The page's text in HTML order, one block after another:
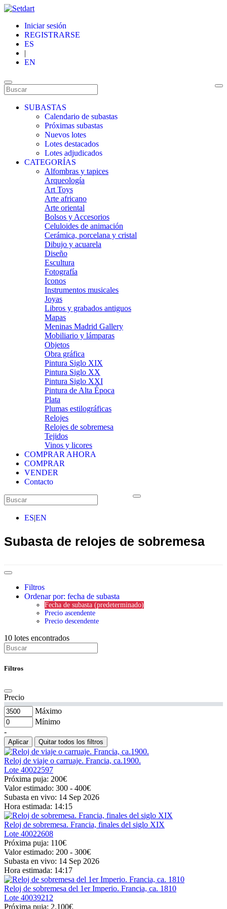
Iniciar sesión
REGISTRARSE
ES
|
EN
SUBASTAS
Calendario de subastas
Próximas subastas
Nuevos lotes
Lotes destacados
Lotes adjudicados
CATEGORÍAS
Alfombras y tapices
Arqueología
Art Toys
Arte africano
Arte oriental
Bolsos y Accesorios
Celuloides de animación
Cerámica, porcelana y cristal
Dibujo y acuarela
Diseño
Escultura
Fotografía
Iconos
Instrumentos musicales
Joyas
Libros y grabados antiguos
Mapas
Meninas Madrid Gallery
Mobiliario y lámparas
Objetos
Obra gráfica
Pintura Siglo XIX
Pintura Siglo XX
Pintura Siglo XXI
Pintura de Alta Época
Plata
Plumas estilográficas
Relojes
Relojes de sobremesa
Tejidos
Vinos y licores
COMPRAR AHORA
COMPRAR
VENDER
Contacto
ES|EN
Subasta de relojes de sobremesa
Filtros
Ordenar por: fecha de subasta
Fecha de subasta (predeterminado)
Precio ascendente
Precio descendente
10 lotes encontrados
Filtros
Precio
Máximo
Mínimo
-
Aplicar Quitar todos los filtros
Reloj de viaje o carruaje. Francia, ca.1900.
Lote 40022597
Próxima puja: 200€
Valor estimado: 300 - 400€
Subasta en vivo: 14 Sep 2026
Hora estimada: 14:15
Reloj de sobremesa. Francia, finales del siglo XIX
Lote 40022608
Próxima puja: 110€
Valor estimado: 200 - 300€
Subasta en vivo: 14 Sep 2026
Hora estimada: 14:17
Reloj de sobremesa del 1er Imperio. Francia, ca. 1810
Lote 40039212
Próxima puja: 2.100€